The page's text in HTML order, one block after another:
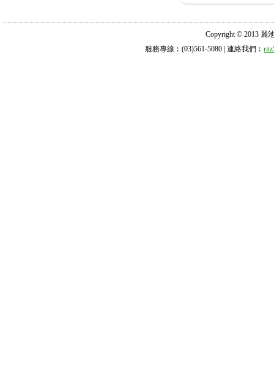
Copyright © 2013 麗
服務專線︰(03)561-5080 | 連絡我們︰